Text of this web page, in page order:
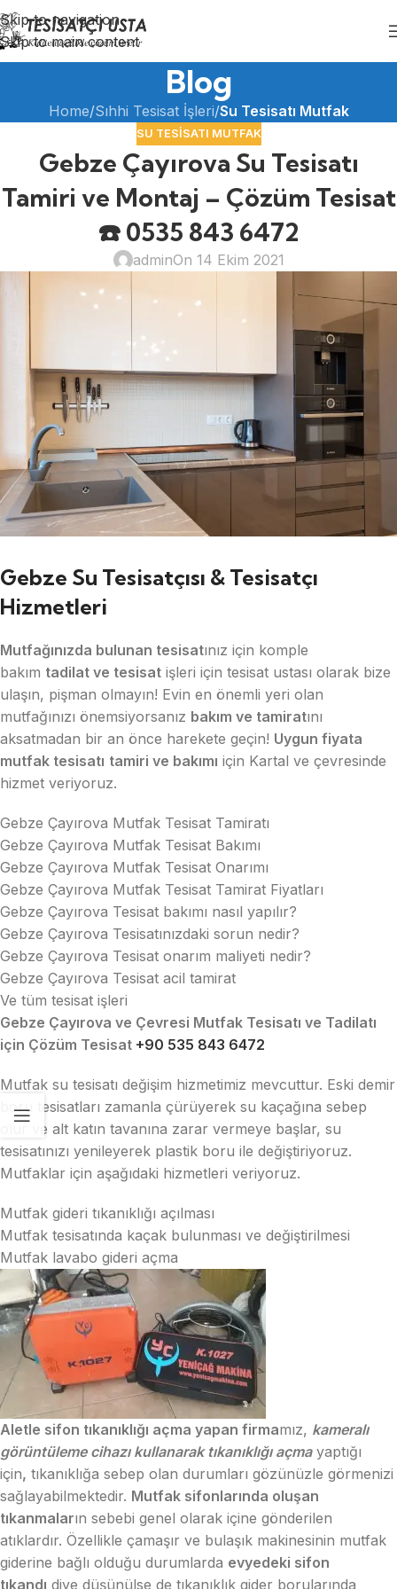
Skip to navigation
Skip to main content
Blog
Home/Sıhhi Tesisat İşleri/Su Tesisatı Mutfak
SU TESISATI MUTFAK
Gebze Çayırova Su Tesisatı
Tamiri ve Montaj – Çözüm Tesisat
☎️ 0535 843 6472
adminOn 14 Ekim 2021
Gebze Su Tesisatçısı & Tesisatçı
Hizmetleri
Mutfağınızda bulunan tesisatınız için komple
bakım tadilat ve tesisat işleri için tesisat ustası olarak bize
ulaşın, pişman olmayın! Evin en önemli yeri olan
mutfağınızı önemsiyorsanız bakım ve tamiratını
aksatmadan bir an önce harekete geçin! Uygun fiyata
mutfak tesisatı tamiri ve bakımı için Kartal ve çevresinde
hizmet veriyoruz.
Gebze Çayırova Mutfak Tesisat Tamiratı
Gebze Çayırova Mutfak Tesisat Bakımı
Gebze Çayırova Mutfak Tesisat Onarımı
Gebze Çayırova Mutfak Tesisat Tamirat Fiyatları
Gebze Çayırova Tesisat bakımı nasıl yapılır?
Gebze Çayırova Tesisatınızdaki sorun nedir?
Gebze Çayırova Tesisat onarım maliyeti nedir?
Gebze Çayırova Tesisat acil tamirat
Ve tüm tesisat işleri
Gebze Çayırova ve Çevresi Mutfak Tesisatı ve Tadilatı
için Çözüm Tesisat +90 535 843 6472
Mutfak su tesisatı değişim hizmetimiz mevcuttur. Eski demir
boru tesisatları zamanla çürüyerek su kaçağına sebep
olur ve alt katın tavanına zarar vermeye başlar, su
tesisatınızı yenileyerek plastik boru ile değiştiriyoruz.
Mutfaklar için aşağıdaki hizmetleri veriyoruz.
Mutfak gideri tıkanıklığı açılması
Mutfak tesisatında kaçak bulunması ve değiştirilmesi
Mutfak lavabo gideri açma
Aletle sifon tıkanıklığı açma yapan firmamız, kameralı
görüntüleme cihazı kullanarak tıkanıklığı açma yaptığı
için, tıkanıklığa sebep olan durumları gözünüzle görmenizi
sağlayabilmektedir. Mutfak sifonlarında oluşan
tıkanmaların sebebi genel olarak içine gönderilen
atıklardır. Özellikle çamaşır ve bulaşık makinesinin mutfak
giderine bağlı olduğu durumlarda evyedeki sifon
tıkandı diye düşünülse de tıkanıklık gider borularında